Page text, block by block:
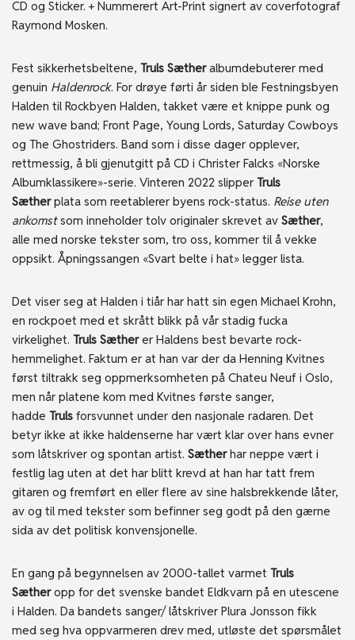
CD og Sticker. + Nummerert Art-Print signert av coverfotograf
Raymond Mosken.
Fest sikkerhetsbeltene, Truls Sætheralbumdebuterer med
genuin Haldenrock. For drøye førti år siden ble Festningsbyen
Halden til Rockbyen Halden, takket være et knippe punk og
new wave band; Front Page, Young Lords, Saturday Cowboys
og The Ghostriders. Band som i disse dager opplever,
rettmessig, å bli gjenutgitt på CD i Christer Falcks «Norske
Albumklassikere»-serie. Vinteren 2022 slipper Truls
Sætherplata som reetablerer byens rock-status. Reise uten
ankomstsom inneholder tolv originaler skrevet av Sæther,
alle med norske tekster som, tro oss, kommer til å vekke
oppsikt. Åpningssangen «Svart belte i hat» legger lista.
Det viser seg at Halden i tiår har hatt sin egen Michael Krohn,
en rockpoet med et skrått blikk på vår stadig fucka
virkelighet. Truls Sætherer Haldens best bevarte rock-
hemmelighet. Faktum er at han var der da Henning Kvitnes
først tiltrakk seg oppmerksomheten på Chateu Neuf i Oslo,
men når platene kom med Kvitnes første sanger,
hadde Truls forsvunnet under den nasjonale radaren. Det
betyr ikke at ikke haldenserne har vært klar over hans evner
som låtskriver og spontan artist. Sætherhar neppe vært i
festlig lag uten at det har blitt krevd at han har tatt frem
gitaren og fremført en eller flere av sine halsbrekkende låter,
av og til med tekster som befinner seg godt på den gærne
sida av det politisk konvensjonelle.
En gang på begynnelsen av 2000-tallet varmet Truls
Sætheropp for det svenske bandet Eldkvarn på en utescene
i Halden. Da bandets sanger/ låtskriver Plura Jonsson fikk
med seg hva oppvarmeren drev med, utløste det spørsmålet